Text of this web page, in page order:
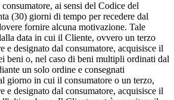
ai sensi del Codice del
(30) giorni di tempo per recedere dal
fornire alcuna motivazione. Tale
data in cui il Cliente, ovvero un terzo
e designato dal consumatore, acquisisce il
beni o, nel caso di beni multipli ordinati dal
un solo ordine e consegnati
giorno in cui il consumatore o un terzo,
e designato dal consumatore, acquisisce il